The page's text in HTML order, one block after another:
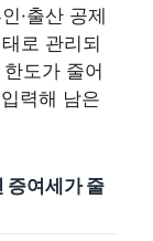
·출산 공제
로 관리되
도가 줄어
력해 남은
증여세가 줄